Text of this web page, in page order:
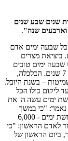
שנים שבע שנים
שנה".
קדושת הימים בישראל הוא לפי הספרה 7. כל שבעה ימים אדם
מצרים
ימים טובים
זכר ליציאת מצרים. ולאדמה יש שנת שמיטה לאחר 7 שנים. הכלכלה,
מערכת עוד יותר רחבה, מתאפסת לאחר 7 שמיטות – בשנת היובל.
הקטן ועד ליקום כולו הכל
"כי ששת ימים עשה ה' את
נאמר: "כי במשך
ששת ימים ברא". אלא הקב"ה ברא עולם שקיים ששת ימים - 6,000
שנה, כמו שנאמר לאדם הראשון: "כי
והוא מת בגיל 930 - כלומר, ביום הראשון של